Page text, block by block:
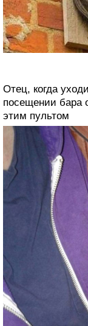
Отец, когда
посещении бара
этим пультом